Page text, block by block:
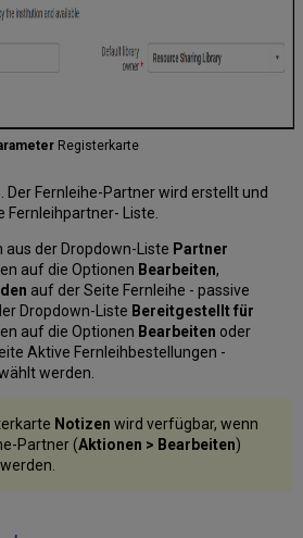
Registerkarte
. Der Fernleihe-Partner wird erstellt und
Fernleihpartner- Liste.
aus der Dropdown-Liste Partner
auf die Optionen Bearbeiten,
auf der Seite Fernleihe - passive
Dropdown-Liste Bereitgestellt für
auf die Optionen Bearbeiten oder
Aktive Fernleihbestellungen -
werden.
Notizen wird verfügbar, wenn
Partner (Aktionen > Bearbeiten)